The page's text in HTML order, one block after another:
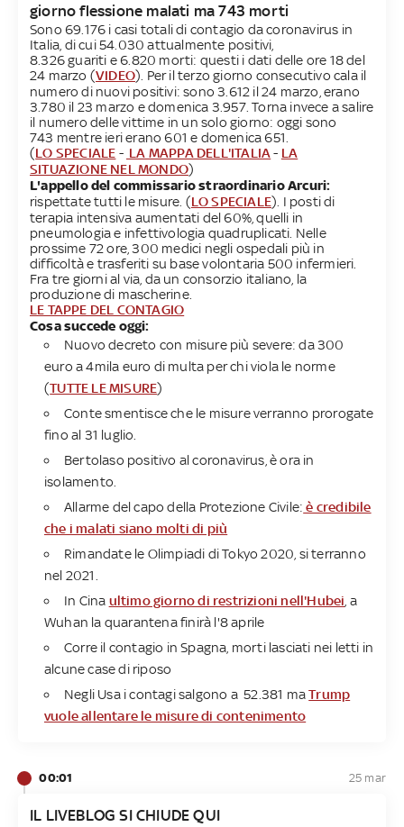
giorno flessione malati ma 743 morti
Sono 69.176 i casi totali di contagio da coronavirus in
Italia, di cui 54.030 attualmente positivi,
8.326 guariti e 6.820 morti: questi i dati delle ore 18 del
24 marzo (VIDEO). Per il terzo giorno consecutivo cala il
numero di nuovi positivi: sono 3.612 il 24 marzo, erano
3.780 il 23 marzo e domenica 3.957. Torna invece a salire
il numero delle vittime in un solo giorno: oggi sono
743 mentre ieri erano 601 e domenica 651.
(LO SPECIALE - LA MAPPA DELL'ITALIA - LA
SITUAZIONE NEL MONDO)
L'appello del commissario straordinario Arcuri:
rispettate tutti le misure. (LO SPECIALE). I posti di
terapia intensiva aumentati del 60%, quelli in
pneumologia e infettivologia quadruplicati. Nelle
prossime 72 ore, 300 medici negli ospedali più in
difficoltà e trasferiti su base volontaria 500 infermieri.
Fra tre giorni al via, da un consorzio italiano, la
produzione di mascherine.
LE TAPPE DEL CONTAGIO
Cosa succede oggi:
Nuovo decreto con misure più severe: da 300
euro a 4mila euro di multa per chi viola le norme
(TUTTE LE MISURE)
Conte smentisce che le misure verranno prorogate
fino al 31 luglio.
Bertolaso positivo al coronavirus, è ora in
isolamento.
Allarme del capo della Protezione Civile: è credibile
che i malati siano molti di più
Rimandate le Olimpiadi di Tokyo 2020, si terranno
nel 2021.
In Cina ultimo giorno di restrizioni nell'Hubei , a
Wuhan la quarantena finirà l'8 aprile
Corre il contagio in Spagna, morti lasciati nei letti in
alcune case di riposo
Negli Usa i contagi salgono a 52.381 maTrump
vuole allentare le misure di contenimento
00:01 25 mar
IL LIVEBLOG SI CHIUDE QUI